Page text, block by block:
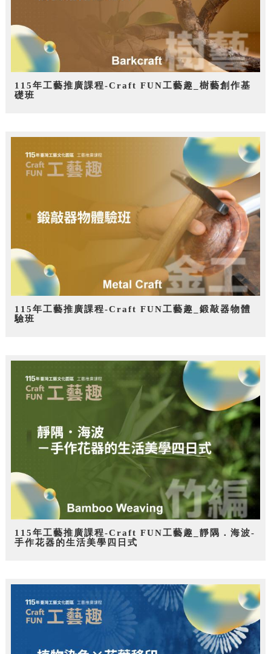
115年工藝推廣課程-Craft FUN工藝趣_樹藝創作基
礎班
115年工藝推廣課程-Craft FUN工藝趣_鍛敲器物體
驗班
115年工藝推廣課程-Craft FUN工藝趣_靜隅．海波-
手作花器的生活美學四日式